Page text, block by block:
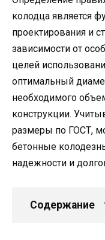
колодца является
проектирования и
зависимости от
целей
оптимальный
необходимого
конструкции.
размеры по ГОСТ,
бетонные
надежности и
Содержание